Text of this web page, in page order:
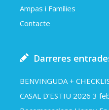
Ampas i Famílies
Contacte
Darreres
BENVINGUDA +
CASAL D’ESTIU 2026 3